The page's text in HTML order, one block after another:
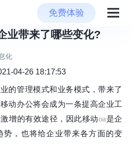
免费体验
业带来了哪些变化?
化
04-26 18:17:53
的管理模式和业务模式，带来了
动办公将会成为一条提高企业工
增的有效途径，因此移动oa是企
势，也将给企业带来各方面的变